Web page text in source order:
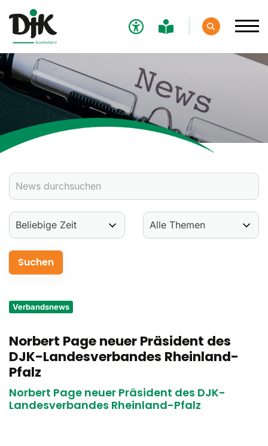
Verbandsnews
Norbert Page neuer Präsident des
DJK-Landesverbandes Rheinland-
Pfalz
Norbert Page neuer Präsident des DJK-
Landesverbandes Rheinland-Pfalz
Verband
Aktuelles
Verbands-News
Termine
Verantwortung
Aus- und Fortbildungen
Kontakt
Bundessportfest '26
DJK Sportjugend